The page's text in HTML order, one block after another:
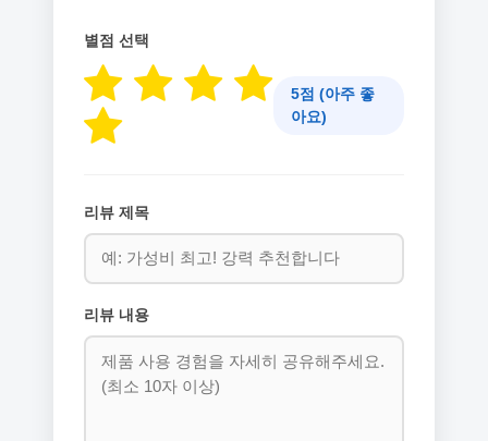
별점 선택
5점 (아주 좋
아요)
리뷰 제목
리뷰 내용